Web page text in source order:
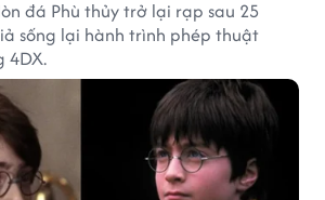
đá Phù thủy trở lại rạp sau 25
sống lại hành trình phép thuật
4DX.